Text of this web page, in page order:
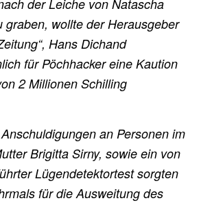
der Leiche von Natascha
graben, wollte der Herausgeber
Hans Dichand
für Pöchhacker eine Kaution
2 Millionen Schilling
an Personen im
Brigitta Sirny, sowie ein von
Lügendetektortest sorgten
für die Ausweitung des